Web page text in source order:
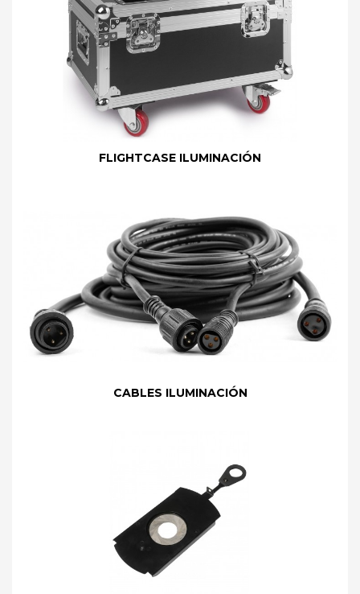
FLIGHTCASE ILUMINACIÓN
CABLES ILUMINACIÓN